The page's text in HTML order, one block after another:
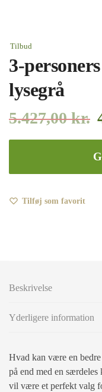
Tilbud
3-
lysegrå
5.427,00kr.
Tilføj som favorit
Beskrivelse
Yderligere information
Hvad kan være en
på end med en
vil være et perfekt valg